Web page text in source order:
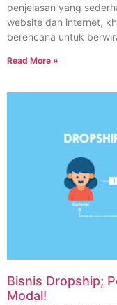
penjelasan yang
website dan internet,
berencana untuk
Read More »
Bisnis Dropship;
Modal!